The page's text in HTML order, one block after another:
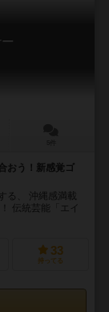
おう！新感覚ゴ
る、 沖縄感満載
伝統芸能「エイ
33
持ってる